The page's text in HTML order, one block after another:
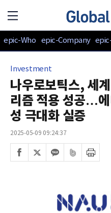
epic-Who epic-Company
Investment
나우로보틱스, 세
리즘 적용 성공…
성 극대화 실증
2025-05-09 09:24:37